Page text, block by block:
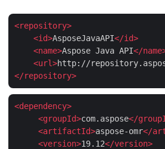
<repository
<id>AsposeJavaAPI</id
<name>Aspose Java API</
<url>http://
</repository
<dependency
<groupId>com.aspose</
<artifactId>aspose-omr</
<version>19.12</version